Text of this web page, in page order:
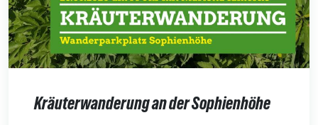
Kräuterwanderung an der Sophienhöhe